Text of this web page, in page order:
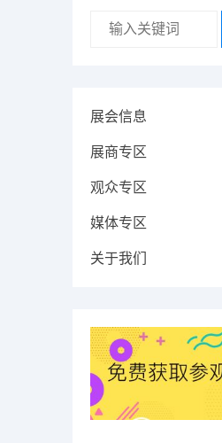
展会信息
展商专区
观众专区
媒体专区
关于我们